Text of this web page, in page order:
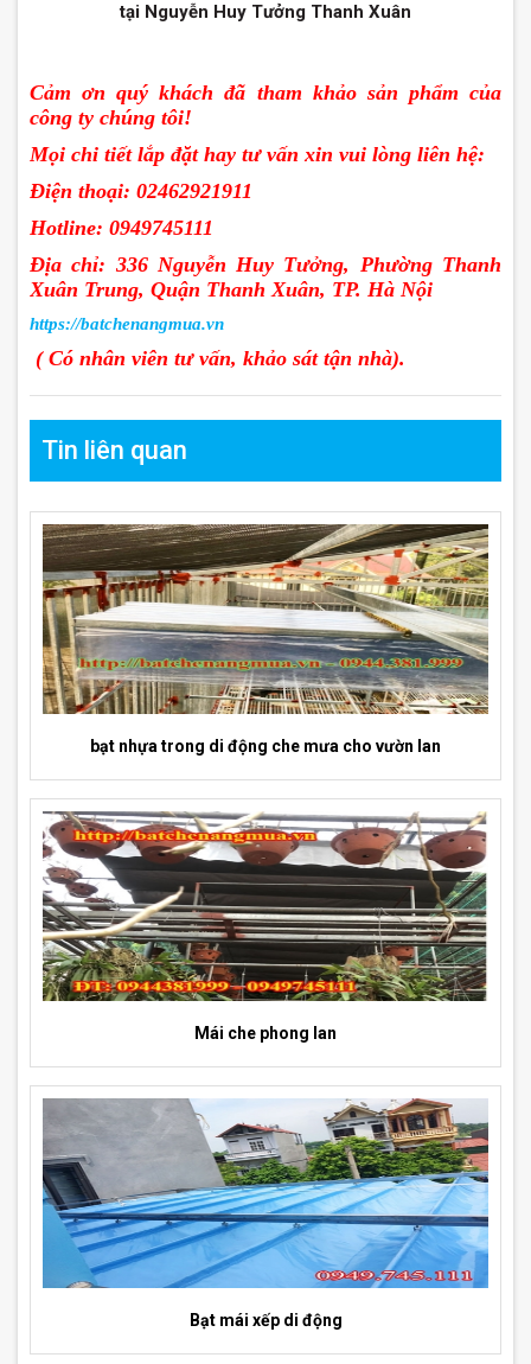
tại Nguyễn Huy Tưởng Thanh Xuân
Cảm ơn quý khách đã tham khảo sản phẩm của
công ty chúng tôi!
Mọi chi tiết lắp đặt hay tư vấn xin vui lòng liên hệ:
Điện thoại: 02462921911
Hotline: 0949745111
Địa chỉ: 336 Nguyễn Huy Tưởng, Phường Thanh
Xuân Trung, Quận Thanh Xuân, TP. Hà Nội
https://batchenangmua.vn
( Có nhân viên tư vấn, khảo sát tận nhà).
Tin liên quan
bạt nhựa trong di động che mưa cho vườn lan
Mái che phong lan
Bạt mái xếp di động